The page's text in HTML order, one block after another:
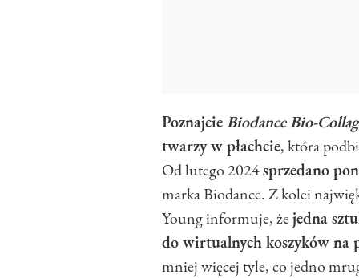
PoznajcieBiodance Bio-
twarzy w płachcie, która
Od lutego 2024sprzedano
marka Biodance. Z kolei
Young informuje, żejedna
do wirtualnych koszyków na
mniej więcej tyle, co jedno